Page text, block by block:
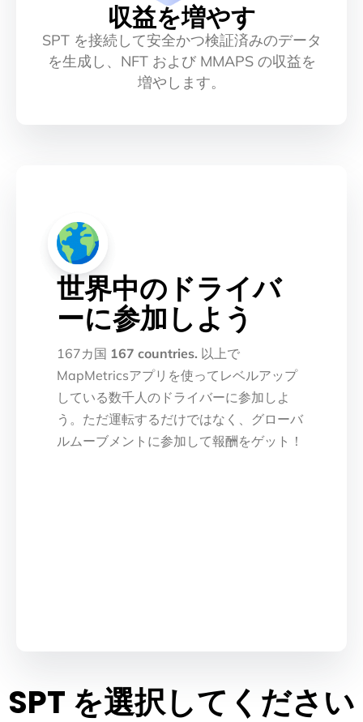
収益を増やす
SPT を接続して安全かつ検証済みのデータ
を生成し、NFT および MMAPS の収益を
増やします。
世界中のドライバ
ーに参加しよう
167カ国 167 countries. 以上で
MapMetricsアプリを使ってレベルアップ
している数千人のドライバーに参加しよ
う。ただ運転するだけではなく、グローバ
ルムーブメントに参加して報酬をゲット！
SPT を選択してください